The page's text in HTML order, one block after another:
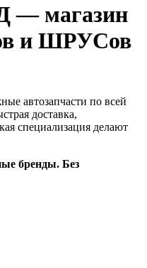
магазин
и ШРУСов
автозапчасти по всей
доставка,
специализация делают
бренды. Без